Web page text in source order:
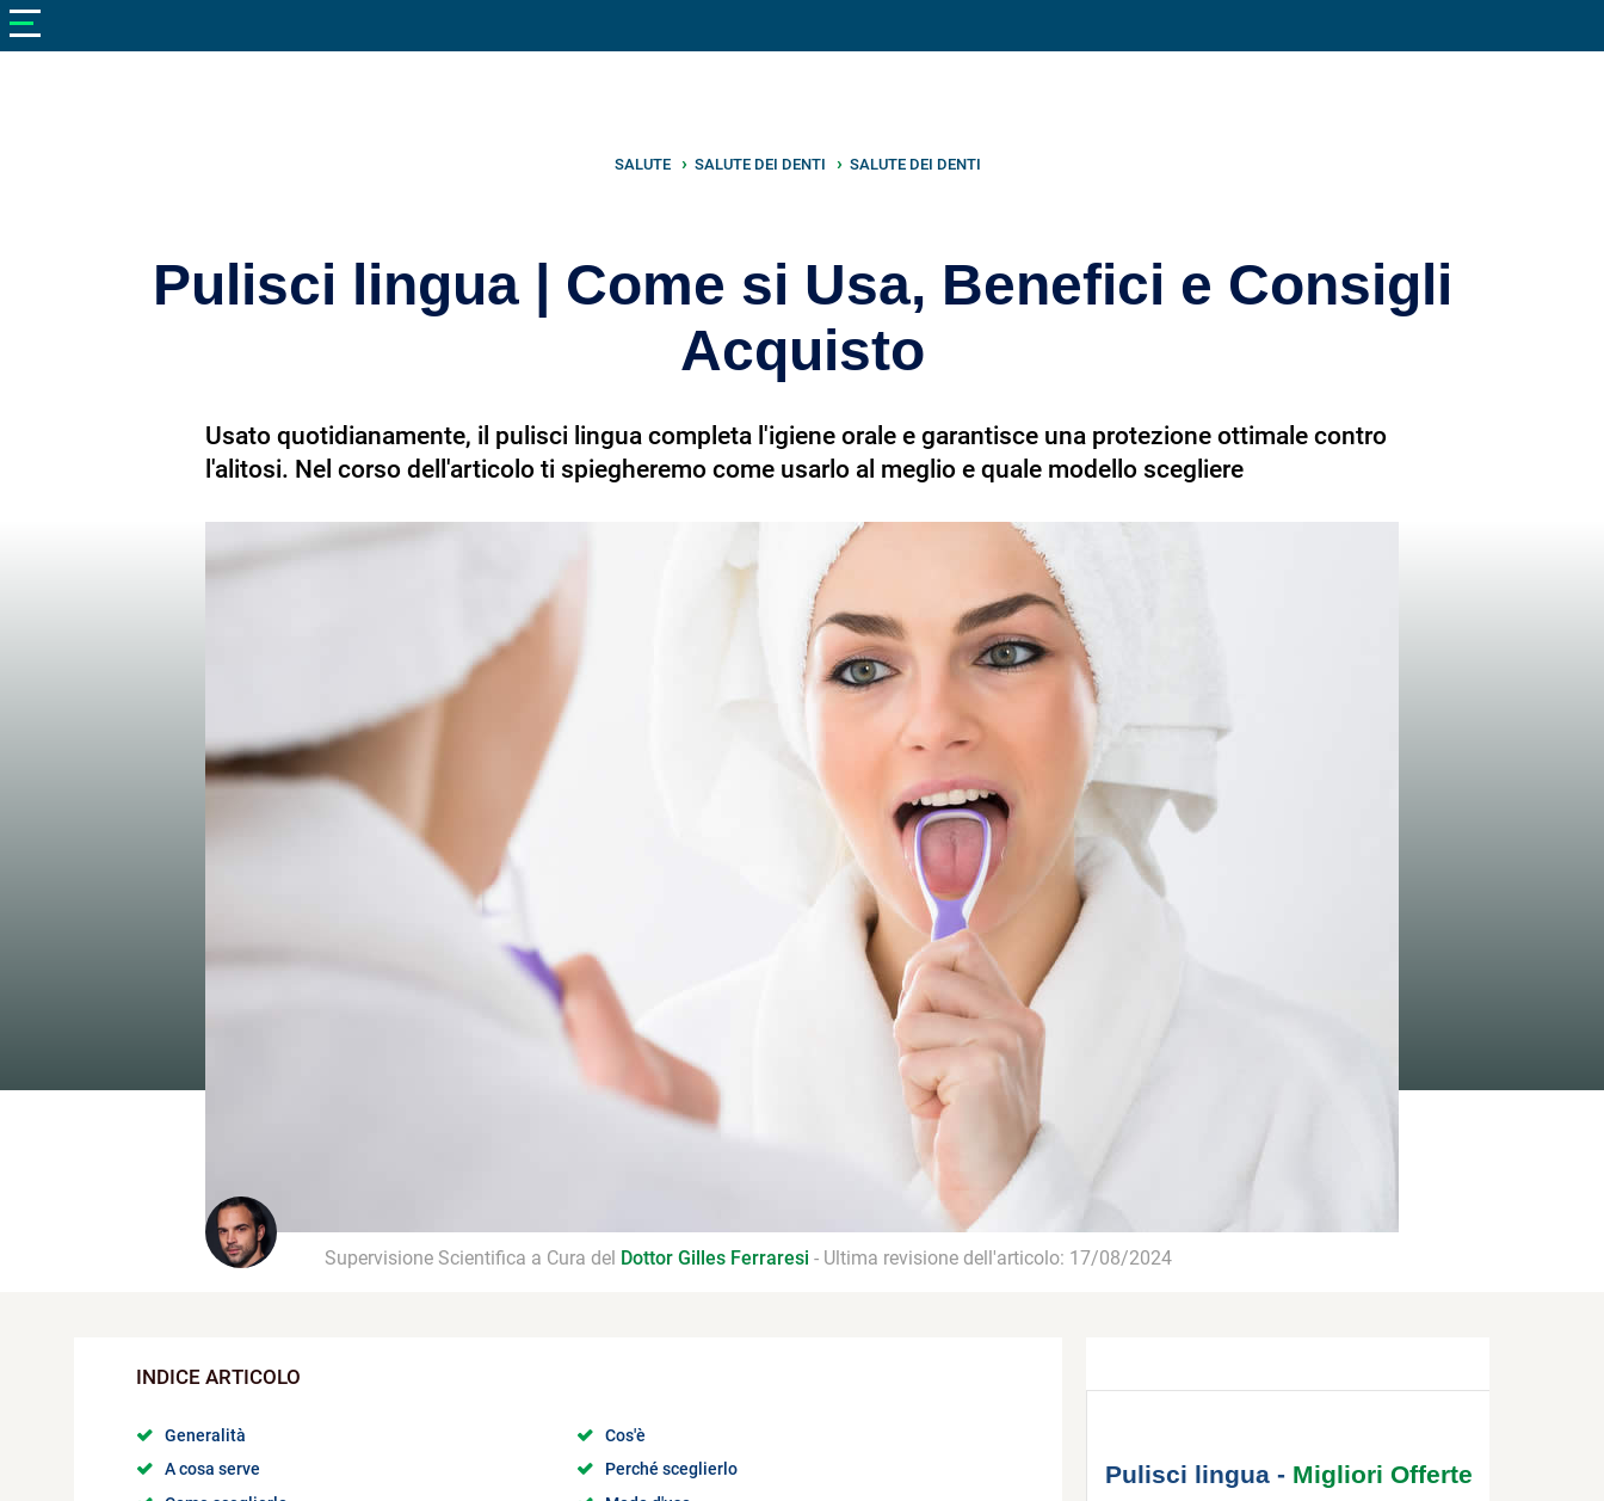
SALUTE SALUTE DEI DENTI SALUTE DEI DENTI
Pulisci lingua | Come si Usa, Benefici e Consigli
Acquisto
Usato quotidianamente, il pulisci lingua completa l'igiene orale e garantisce una protezione ottimale contro
l'alitosi. Nel corso dell'articolo ti spiegheremo come usarlo al meglio e quale modello scegliere
Supervisione Scientifica a Cura del Dottor Gilles Ferraresi - Ultima revisione dell'articolo: 17/08/2024
Generalità
Cos'è
A cosa serve
Perché sceglierlo
Pulisci lingua - Migliori Offerte
V netonutrizione